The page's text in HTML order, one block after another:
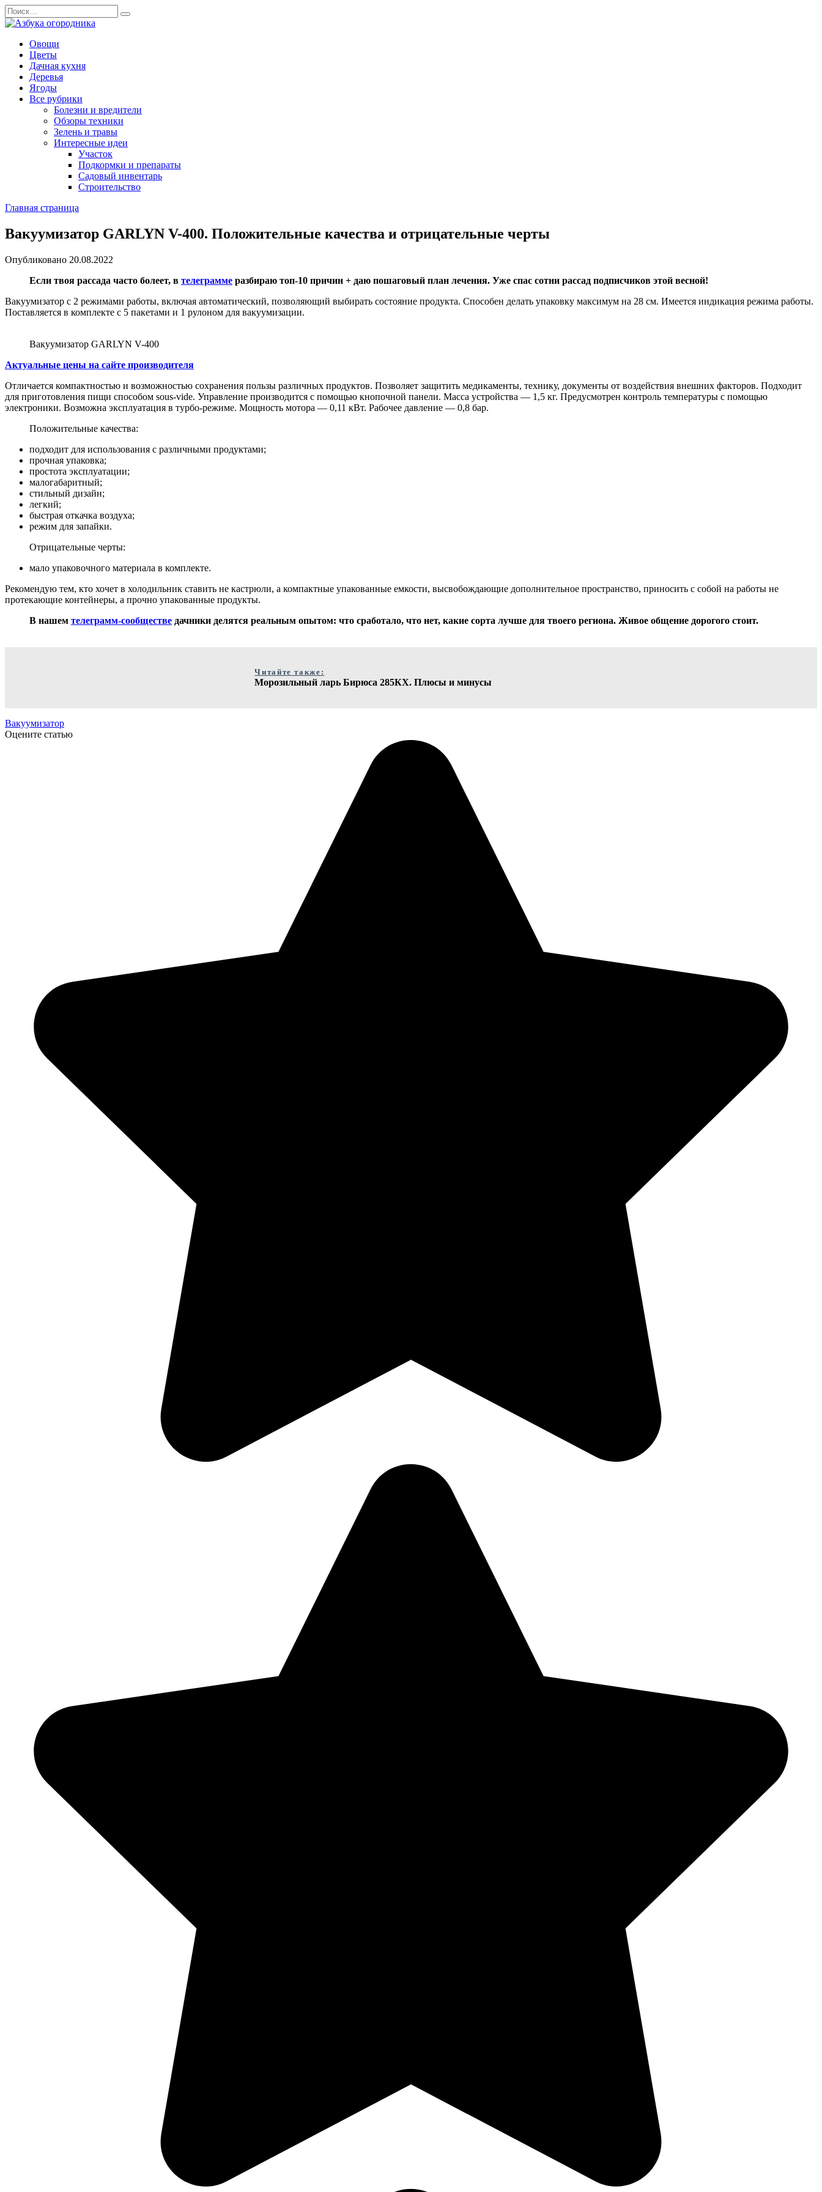
Перейти
к
содержанию
Search
for:
Овощи
Цветы
Дачная кухня
Деревья
Ягоды
Все рубрики
Болезни и вредители
Обзоры техники
Зелень и травы
Интересные идеи
Участок
Подкормки и препараты
Садовый инвентарь
Строительство
Главная страница
Вакуумизатор GARLYN V-400. Положительные качества и отрицательные черты
Опубликовано 20.08.2022
Если твоя рассада часто болеет, в телеграмме разбираю топ-10 причин + даю пошаговый план лечения. Уже спас сотни рассад подписчиков этой весной!
Вакуумизатор с 2 режимами работы, включая автоматический, позволяющий выбирать состояние продукта. Способен делать упаковку максимум на 28 см. Имеется индикация режима работы.
Поставляется в комплекте с 5 пакетами и 1 рулоном для вакуумизации.
Вакуумизатор GARLYN V-400
Актуальные цены на сайте производителя
Отличается компактностью и возможностью сохранения пользы различных продуктов. Позволяет защитить медикаменты, технику, документы от воздействия внешних факторов. Подходит
для приготовления пищи способом sous-vide. Управление производится с помощью кнопочной панели. Масса устройства — 1,5 кг. Предусмотрен контроль температуры с помощью
электроники. Возможна эксплуатация в турбо-режиме. Мощность мотора — 0,11 кВт. Рабочее давление — 0,8 бар.
Положительные качества:
подходит для использования с различными продуктами;
прочная упаковка;
простота эксплуатации;
малогабаритный;
стильный дизайн;
легкий;
быстрая откачка воздуха;
режим для запайки.
Отрицательные черты:
мало упаковочного материала в комплекте.
Рекомендую тем, кто хочет в холодильник ставить не кастрюли, а компактные упакованные емкости, высвобождающие дополнительное пространство, приносить с собой на работы не
протекающие контейнеры, а прочно упакованные продукты.
В нашем телеграмм-сообществе дачники делятся реальным опытом: что сработало, что нет, какие сорта лучше для твоего региона. Живое общение дорогого стоит.
Читайте также:
Морозильный ларь Бирюса 285КХ. Плюсы и минусы
Вакуумизатор
Оцените статью